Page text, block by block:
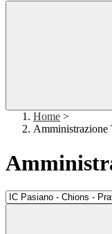
Home >
Amministrazione